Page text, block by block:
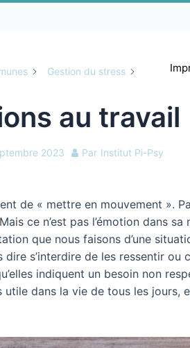
Gestion du stress
au travail
2023 Par Institut Pi-Psy
de « mettre en mouvement ».
ce n’est pas l’émotion dans sa
que nous faisons d’une
s’interdire de les ressentir ou
indiquent un besoin non
utile dans la vie de tous les jours,